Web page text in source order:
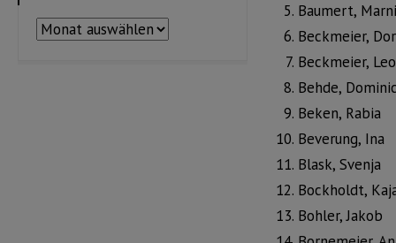
Baumert,
Beckmeier,
Beckmeier,
Behde,
Beken, Rabia
Beverung, Ina
Blask, Svenja
Bockholdt,
Bohler, Jakob
Archiv